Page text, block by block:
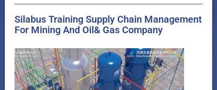
Silabus Training Supply Chain Management
For Mining And Oil& Gas Company